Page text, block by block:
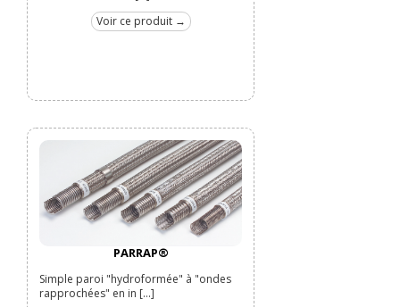
Voir ce produit →
PARRAP®
Simple paroi "hydroformée" à "ondes
rapprochées" en in [...]